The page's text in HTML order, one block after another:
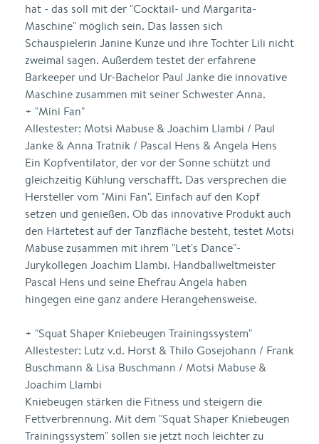
hat - das soll mit der "Cocktail- und Margarita-
Maschine" möglich sein. Das lassen sich
Schauspielerin Janine Kunze und ihre Tochter Lili nicht
zweimal sagen. Außerdem testet der erfahrene
Barkeeper und Ur-Bachelor Paul Janke die innovative
Maschine zusammen mit seiner Schwester Anna.
+ "Mini Fan"
Allestester: Motsi Mabuse & Joachim Llambi / Paul
Janke & Anna Tratnik / Pascal Hens & Angela Hens
Ein Kopfventilator, der vor der Sonne schützt und
gleichzeitig Kühlung verschafft. Das versprechen die
Hersteller vom "Mini Fan". Einfach auf den Kopf
setzen und genießen. Ob das innovative Produkt auch
den Härtetest auf der Tanzfläche besteht, testet Motsi
Mabuse zusammen mit ihrem "Let's Dance"-
Jurykollegen Joachim Llambi. Handballweltmeister
Pascal Hens und seine Ehefrau Angela haben
hingegen eine ganz andere Herangehensweise.
+ "Squat Shaper Kniebeugen Trainingssystem"
Allestester: Lutz v.d. Horst & Thilo Gosejohann / Frank
Buschmann & Lisa Buschmann / Motsi Mabuse &
Joachim Llambi
Kniebeugen stärken die Fitness und steigern die
Fettverbrennung. Mit dem "Squat Shaper Kniebeugen
Trainingssystem" sollen sie jetzt noch leichter zu